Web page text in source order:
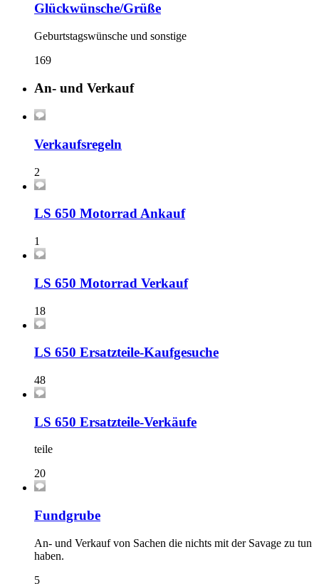
Glückwünsche/Grüße
Geburtstagswünsche und sonstige
169
An- und Verkauf
Verkaufsregeln
2
LS 650 Motorrad Ankauf
1
LS 650 Motorrad Verkauf
18
LS 650 Ersatzteile-Kaufgesuche
48
LS 650 Ersatzteile-Verkäufe
teile
20
Fundgrube
An- und Verkauf von Sachen die nichts mit der Savage zu tun
haben.
5